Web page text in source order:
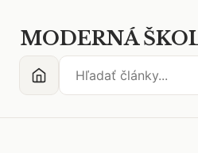
MODERNÁ